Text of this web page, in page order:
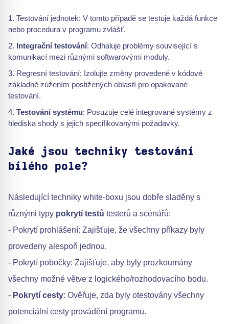
Testování jednotek: V tomto případě se testuje každá funkce
nebo procedura v programu zvlášť.
Integrační testování: Odhaluje problémy související s
komunikací mezi různými softwarovými moduly.
Regresní testování: Izolujte změny provedené v kódové
základně zúžením postižených oblastí pro opakované
testování.
Testování systému: Posuzuje celé integrované systémy z
hlediska shody s jejich specifikovanými požadavky.
Jaké jsou techniky testování
bílého pole?
Následující techniky white-boxu jsou dobře sladěny s
různými typy pokrytí testů testerů a scénářů:
- Pokrytí prohlášení: Zajišťuje, že všechny příkazy byly
provedeny alespoň jednou.
- Pokrytí pobočky: Zajišťuje, aby byly prozkoumány
všechny možné větve z logického/rozhodovacího bodu.
- Pokrytí cesty: Ověřuje, zda byly otestovány všechny
potenciální cesty provádění programu.